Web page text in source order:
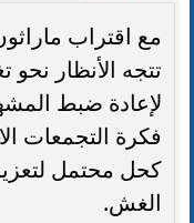
مع اقتراب
تتجه الأنظار
لإعادة ضبط
فكرة التجمعات
كحل محتمل
الغش.